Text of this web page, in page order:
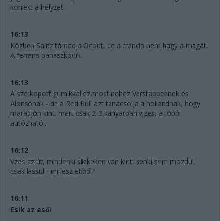
korrekt a helyzet.
16:13
Közben Sainz támadja Ocont, de a francia nem hagyja magát.
A ferraris panaszkodik.
16:13
A szétkopott gumikkal ez most nehéz Verstappennek és
Alonsónak - de a Red Bull azt tanácsolja a hollandnak, hogy
maradjon kint, mert csak 2-3 kanyarban vizes, a többi
autózható...
16:12
Vzes az út, mindenki slickeken van kint, senki sem mozdul,
csak lassul - mi lesz ebből?
16:11
Esik az eső!